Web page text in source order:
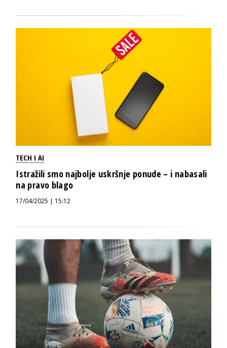
TECH I AI
Istražili smo najbolje uskršnje ponude – i nabasali
na pravo blago
17/04/2025 | 15:12